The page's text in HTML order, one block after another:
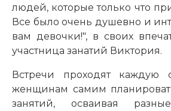
людей, которые только что
Все было очень душевно и
вам девочки!", в своих
участница занатий Виктория.
Встречи проходят каждую
женщинам самим
занятий, осваивая